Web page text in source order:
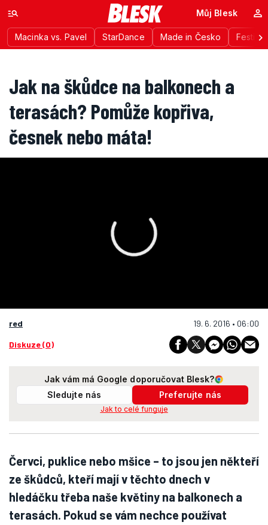
Macinka vs. Pavel StarDance Made in Česko
Můj Blesk
Jak na škůdce na balkonech a
terasách? Pomůže kopřiva,
česnek nebo máta!
red 19. 6. 2016 • 06:00
Diskuze (0)
Jak vám má Google doporučovat Blesk?
Sledujte nás
Preferujte nás
Jak to celé funguje
Červci, puklice nebo mšice – to jsou jen někteří
ze škůdců, kteří mají v těchto dnech v
hledáčku třeba naše květiny na balkonech a
terasách. Pokud se vám nechce používat